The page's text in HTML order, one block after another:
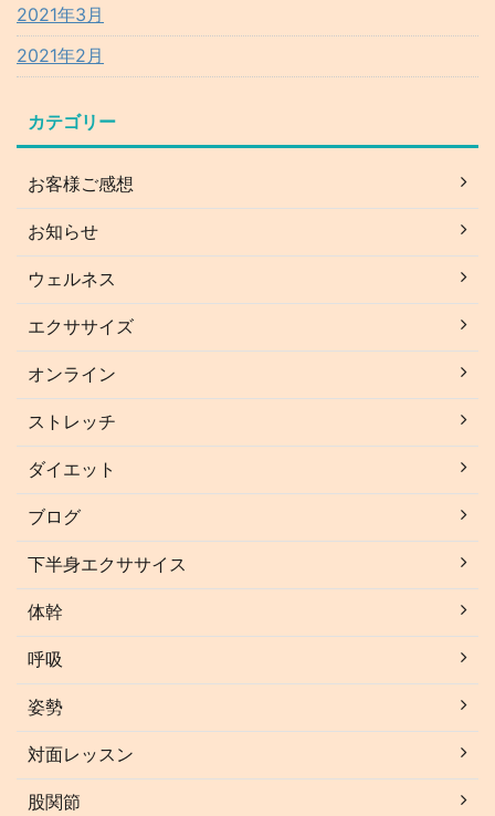
2021年3月
2021年2月
カテゴリー
お客様ご感想
お知らせ
ウェルネス
エクササイズ
オンライン
ストレッチ
ダイエット
ブログ
下半身エクササイス
体幹
呼吸
姿勢
対面レッスン
股関節